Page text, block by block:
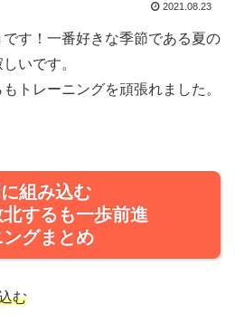
2021.08.23
す！一番好きな季節である夏の
いです。
トレーニングを頑張れました。
組み込む
するも一歩前進
ングまとめ
む